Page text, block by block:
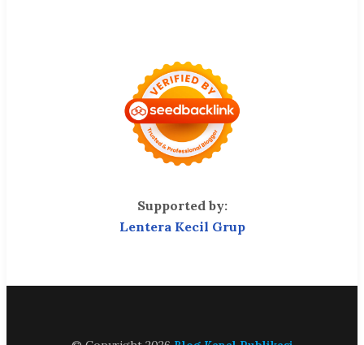
Supported by:
Lentera Kecil Grup